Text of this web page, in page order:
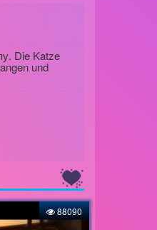
Die Katze
und
88090